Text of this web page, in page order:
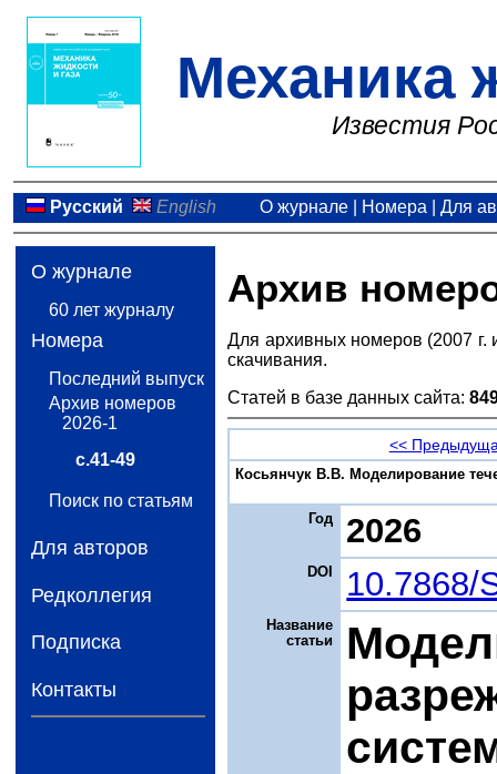
Механика
Известия
Русский English О журнале Номера Для
О журнале
60 лет журналу
Номера
Последний выпуск
Архив номеров
2026-1
с.41-49
Поиск по статьям
Для авторов
Редколлегия
Подписка
Контакты
Архив
Для архивных номеров (2007 г.
скачивания.
Статей в базе данных сайта:
<<
Косьянчук В.В. Моделирование
Год 2026
DOI 10.7868/
Название
статьи